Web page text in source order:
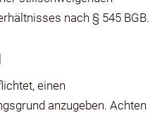
nach § 545 BGB.
einen
anzugeben. Achten